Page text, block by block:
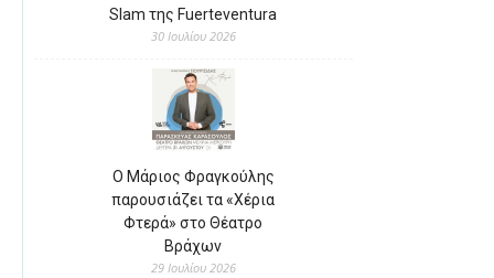
Slam της Fuerteventura
30 Ιουλίου 2026
Ο Μάριος Φραγκούλης
παρουσιάζει τα «Χέρια
Φτερά» στο Θέατρο
Βράχων
29 Ιουλίου 2026